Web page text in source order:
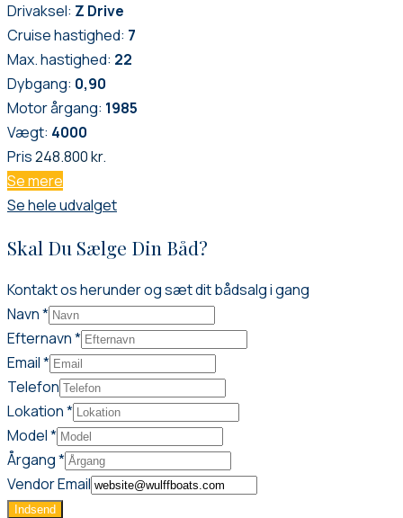
Drivaksel: Z Drive
Cruise hastighed: 7
Max. hastighed: 22
Dybgang: 0,90
Motor årgang: 1985
Vægt: 4000
Pris248.800 kr.
Se mere
Se hele udvalget
Skal Du Sælge Din Båd?
Kontakt os herunder og sæt dit bådsalg i gang
Navn*
Efternavn*
Email*
Telefon
Lokation*
Model*
Efternavn
Email
Telefon
Årgang*
Vendor Email
Indsend